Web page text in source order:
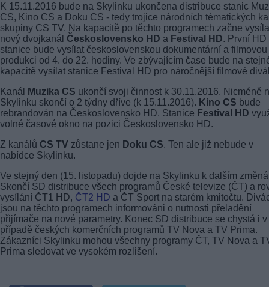
K 15.11.2016 bude na Skylinku ukončena distribuce stanic
CS, Kino CS a Doku CS - tedy trojice národních tématických
skupiny CS TV. Na kapacitě po těchto programech začne
nový dvojkanál Československo HD a Festival HD. První HD
stanice bude vysílat československou dokumentární a filmovou
produkci od 4. do 22. hodiny. Ve zbývajícím čase bude na
kapacitě vysílat stanice Festival HD pro náročnější filmové
Kanál
Muzika CS ukončí svoji činnost k 30.11.2016. Nicméně
Skylinku skončí o 2 týdny dříve (k 15.11.2016). Kino CS bude
rebrandován na Československo HD. Stanice Festival HD
volné časové okno na pozici Československo HD.
Z kanálů CS TV zůstane jen Doku CS. Ten ale již nebude v
nabídce Skylinku.
Ve stejný den (15. listopadu) dojde na Skylinku k dalším
Skončí SD distribuce všech programů České televize (ČT) a
vysílání ČT1 HD, ČT2 HD a ČT Sport na starém kmitočtu.
jsou na těchto programech informováni o nutnosti přeladění
přijímače na nové parametry. Konec SD distribuce se chystá i v
případě českých komerčních programů TV Nova a TV Prima.
Zákazníci Skylinku mohou všechny programy ČT, TV Nova a
Prima sledovat ve vysokém rozlišení.